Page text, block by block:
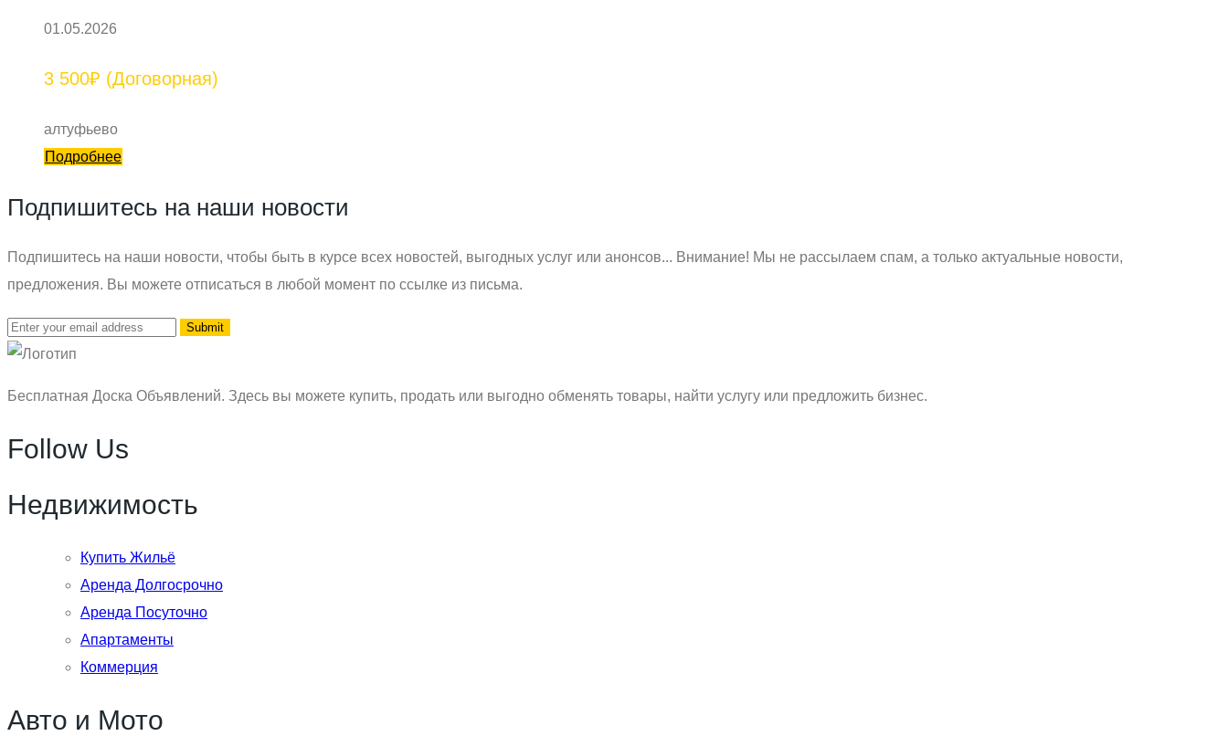
01.05.2026
3 500₽ (Договорная)
алтуфьево
Подробнее
Подпишитесь на наши новости
Подпишитесь на наши новости, чтобы быть в курсе всех новостей, выгодных услуг или анонсов... Внимание! Мы не рассылаем спам, а только актуальные новости,
предложения. Вы можете отписаться в любой момент по ссылке из письма.
Бесплатная Доска Объявлений. Здесь вы можете купить, продать или выгодно обменять товары, найти услугу или предложить бизнес.
Follow Us
Недвижимость
Купить Жильё
Аренда Долгосрочно
Аренда Посуточно
Апартаменты
Коммерция
Авто и Мото